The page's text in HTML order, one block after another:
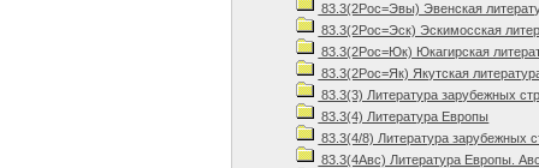
83.3(2Рос=Эвы) Эвенская
83.3(2Рос=Эск) Эскимосская
83.3(2Рос=Юк) Юкагирская
83.3(2Рос=Як) Якутская
83.3(3) Литература зарубежных
83.3(4) Литература Европы
83.3(4/8) Литература зарубежных
83.3(4Авс) Литература Европы.